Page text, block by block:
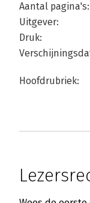
Aantal pagina's:
Uitgever:
Druk:
Hoofdrubriek: